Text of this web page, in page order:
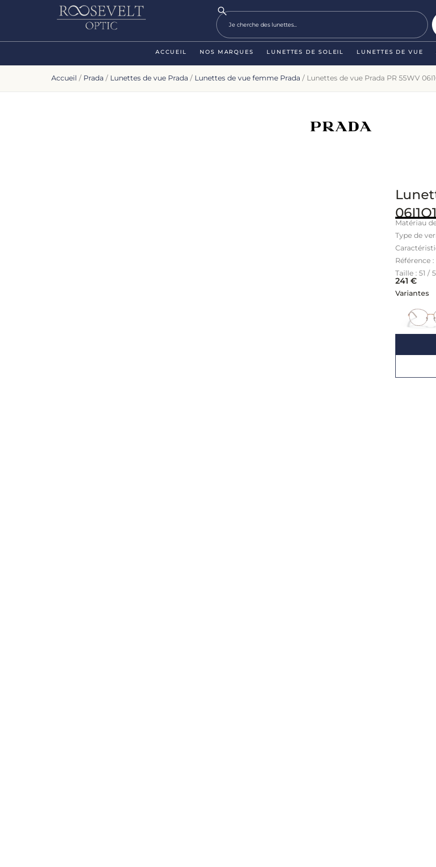
ACCUEIL NOS MARQUES LUNETTES DE SOLEIL LUNETTES DE VUE
Accueil / Prada / Lunettes de vue Prada / Lunettes de vue femme Prada / Lunettes de vue Prada PR 55WV
Matériau
Type de
Référence :
Taille : 51 /
241 €
Variantes